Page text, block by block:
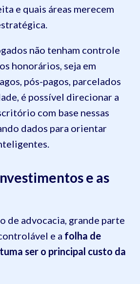
e quais áreas merecem
não tenham controle
honorários, seja em
pós-pagos, parcelados
é possível direcionar a
com base nessas
dados para orientar
e as
de advocacia, grande parte
e a folha de
ser o principal custo da